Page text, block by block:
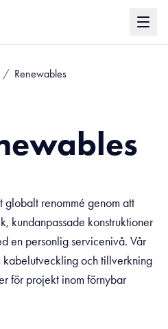
/ Renewables
renommé genom att
kundanpassade konstruktioner
en personlig servicenivå. Vår
kabelutveckling och tillverkning
för projekt inom förnybar